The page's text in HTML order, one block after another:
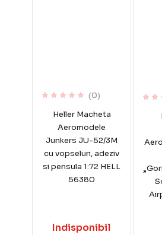
(0)
Heller Macheta
Aeromodele
Junkers JU-52/3M
cu vopseluri, adeziv
si pensula 1:72 HELL
56380
Indisponibil